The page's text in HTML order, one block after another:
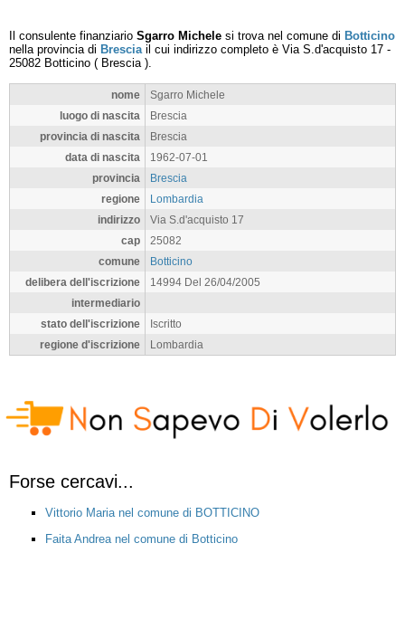
Il consulente finanziario Sgarro Michele si trova nel comune di Botticino
nella provincia di Bresciail cui indirizzo completo è Via S.d'acquisto 17 -
25082 Botticino ( Brescia).
nome
Sgarro Michele
luogo di nascita
Brescia
provincia di nascita
Brescia
data di nascita
1962-07-01
provincia
Brescia
regione
Lombardia
indirizzo
Via S.d'acquisto 17
cap
25082
comune
Botticino
delibera dell'iscrizione
14994 Del 26/04/2005
intermediario
stato dell'iscrizione
Iscritto
regione d'iscrizione
Lombardia
Forse cercavi...
Vittorio Maria nel comune di BOTTICINO
Faita Andrea nel comune di Botticino